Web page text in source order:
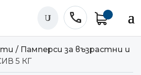
phone
U
/ Памперси за възрастни и
5 КГ